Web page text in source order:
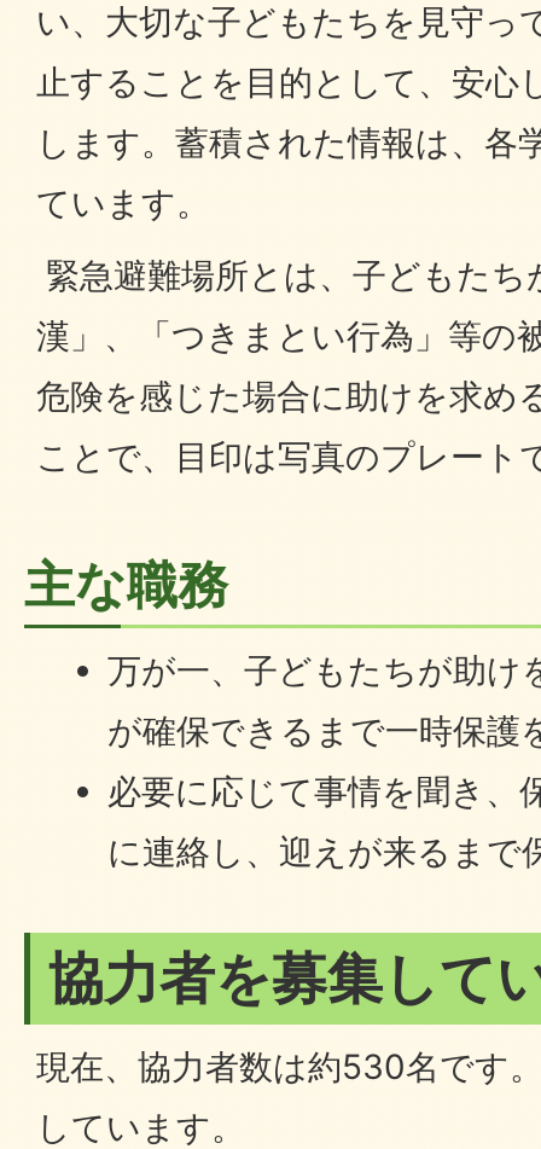
い、大切な子どもたちを見守っ
止することを目的として、安心
します。蓄積された情報は、各
ています。
緊急避難場所とは、子どもた
漢」、「つきまとい行為」等の
危険を感じた場合に助けを求め
ことで、目印は写真のプレート
主な職務
万が一、子どもたちが助け
が確保できるまで一時保護
必要に応じて事情を聞き、
に連絡し、迎えが来るまで
協力者を募集して
現在、協力者数は約530名です
しています。